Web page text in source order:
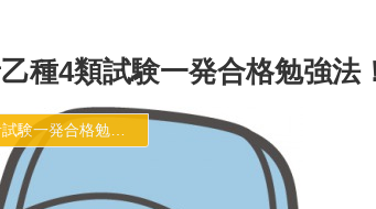
種4類試験一発合格勉強法